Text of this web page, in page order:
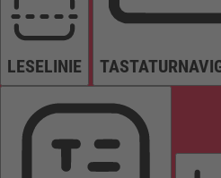
LESELINIE